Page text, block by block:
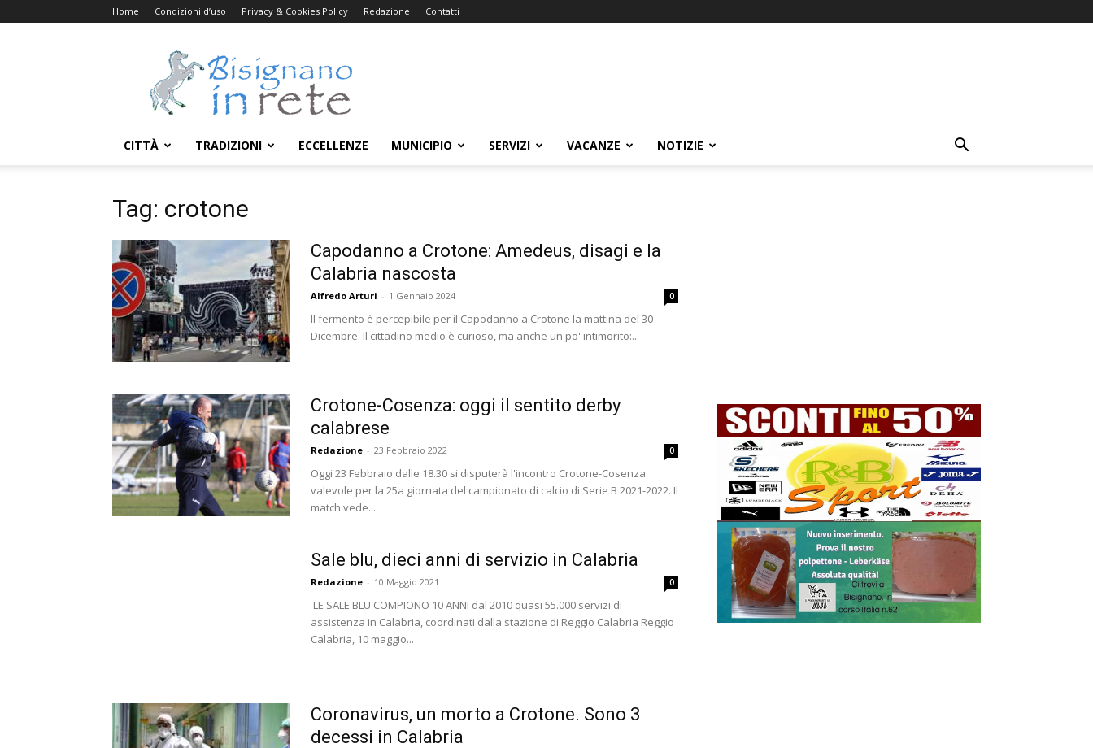
Home Condizioni d’uso Privacy & Cookies Policy Redazione Contatti
Bisignanoinrete.com
CITTÀ TRADIZIONI ECCELLENZE MUNICIPIO SERVIZI VACANZE NOTIZIE
Tag: crotone
Capodanno a Crotone: Amedeus, disagi e la
Calabria nascosta
Alfredo Arturi - 1 Gennaio 2024 0
Il fermento è percepibile per il Capodanno a Crotone la mattina del 30
Dicembre. Il cittadino medio è curioso, ma anche un po' intimorito:...
Crotone-Cosenza: oggi il sentito derby
calabrese
Redazione - 23 Febbraio 2022 0
Oggi 23 Febbraio dalle 18.30 si disputerà l'incontro Crotone-Cosenza
valevole per la 25a giornata del campionato di calcio di Serie B 2021-2022. Il
match vede...
Sale blu, dieci anni di servizio in Calabria
Redazione - 10 Maggio 2021 0
LE SALE BLU COMPIONO 10 ANNI dal 2010 quasi 55.000 servizi di
assistenza in Calabria, coordinati dalla stazione di Reggio Calabria Reggio
Calabria, 10 maggio...
Coronavirus, un morto a Crotone. Sono 3
decessi in Calabria